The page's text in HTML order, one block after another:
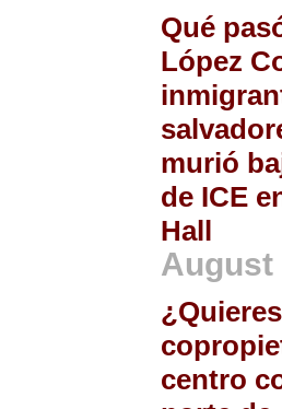
Qué
López
murió
de ICE
Hall
August
centro